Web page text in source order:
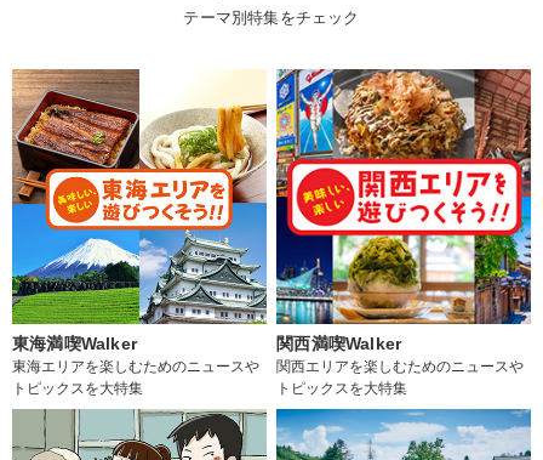
テーマ別特集をチェック
東海満喫Walker
東海エリアを楽しむためのニュースや
トピックスを大特集
関西満喫Walker
関西エリアを楽しむためのニュースや
トピックスを大特集